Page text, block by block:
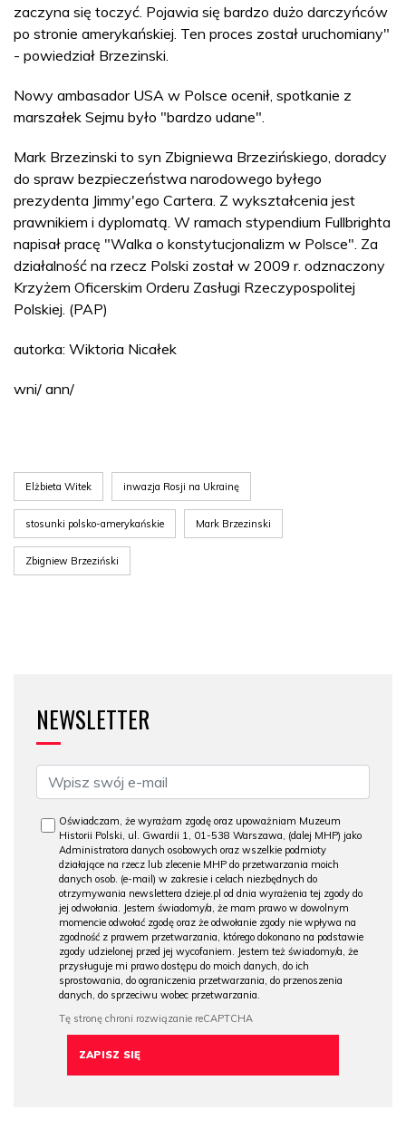
zaczyna się toczyć. Pojawia się bardzo dużo darczyńców
po stronie amerykańskiej. Ten proces został uruchomiany"
- powiedział Brzezinski.
Nowy ambasador USA w Polsce ocenił, spotkanie z
marszałek Sejmu było "bardzo udane".
Mark Brzezinski to syn Zbigniewa Brzezińskiego, doradcy
do spraw bezpieczeństwa narodowego byłego
prezydenta Jimmy'ego Cartera. Z wykształcenia jest
prawnikiem i dyplomatą. W ramach stypendium Fullbrighta
napisał pracę "Walka o konstytucjonalizm w Polsce". Za
działalność na rzecz Polski został w 2009 r. odznaczony
Krzyżem Oficerskim Orderu Zasługi Rzeczypospolitej
Polskiej. (PAP)
autorka: Wiktoria Nicałek
wni/ ann/
Elżbieta Witek inwazja Rosji na Ukrainę
stosunki polsko-amerykańskie Mark Brzezinski
Zbigniew Brzeziński
NEWSLETTER
Oświadczam, że wyrażam zgodę oraz upoważniam Muzeum
Historii Polski, ul. Gwardii 1, 01-538 Warszawa, (dalej MHP) jako
Administratora danych osobowych oraz wszelkie podmioty
działające na rzecz lub zlecenie MHP do przetwarzania moich
danych osob. (e-mail) w zakresie i celach niezbędnych do
otrzymywania newslettera dzieje.pl od dnia wyrażenia tej zgody do
jej odwołania. Jestem świadomy/a, że mam prawo w dowolnym
momencie odwołać zgodę oraz że odwołanie zgody nie wpływa na
zgodność z prawem przetwarzania, którego dokonano na podstawie
zgody udzielonej przed jej wycofaniem. Jestem też świadomy/a, że
przysługuje mi prawo dostępu do moich danych, do ich
sprostowania, do ograniczenia przetwarzania, do przenoszenia
danych, do sprzeciwu wobec przetwarzania.